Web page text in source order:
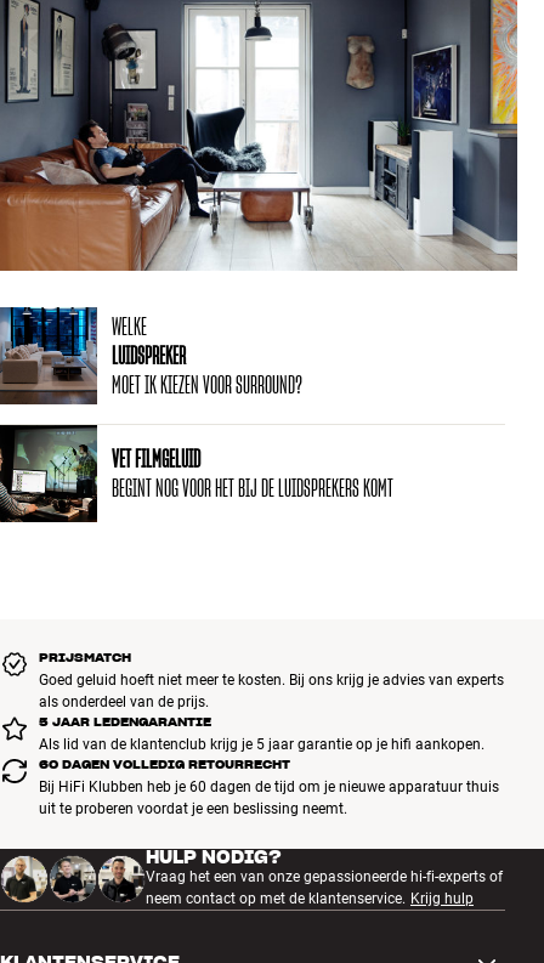
WELKE
LUIDSPREKER
MOET IK KIEZEN VOOR SURROUND?
VET FILMGELUID
BEGINT NOG VOOR HET BIJ DE LUIDSPREKERS KOMT
PRIJSMATCH
Goed geluid hoeft niet meer te kosten. Bij ons krijg je advies van experts
als onderdeel van de prijs.
5 JAAR LEDENGARANTIE
Als lid van de klantenclub krijg je 5 jaar garantie op je hifi aankopen.
60 DAGEN VOLLEDIG RETOURRECHT
Bij HiFi Klubben heb je 60 dagen de tijd om je nieuwe apparatuur thuis
uit te proberen voordat je een beslissing neemt.
HULP NODIG?
Vraag het een van onze gepassioneerde hi-fi-experts of
neem contact op met de klantenservice. Krijg hulp